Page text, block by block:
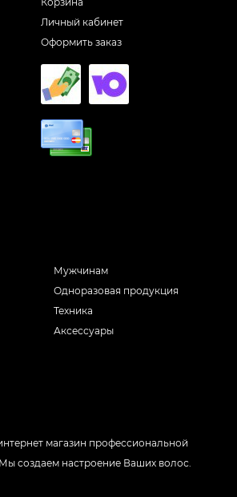
Личный кабинет
Оформить заказ
Мужчинам
Одноразовая продукция
Техника
Аксессуары
магазин профессиональной
создаем настроение Ваших волос.